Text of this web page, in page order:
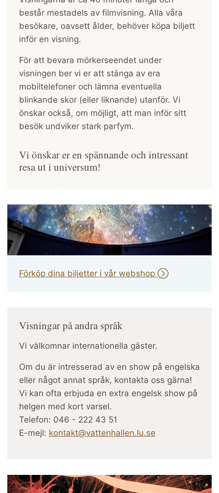
består mestadels av filmvisning. Alla våra
besökare, oavsett ålder, behöver köpa biljett
inför en visning.
För att bevara mörkerseendet under
visningen ber vi er att stänga av era
mobiltelefoner och lämna eventuella
blinkande skor (eller liknande) utanför. Vi
önskar också, om möjligt, att man inför sitt
besök undviker stark parfym.
Vi önskar er en spännande och intressant
resa ut i universum!
Förköp dina biljetter i vår webshop
Visningar på andra språk
Vi välkomnar internationella gäster.
Om du är intresserad av en show på engelska
eller något annat språk, kontakta oss gärna!
Vi kan ofta erbjuda en extra engelsk show på
helgen med kort varsel.
Telefon: 046 - 222 43 51
E-mejl: kontakt@vattenhallen.lu.se